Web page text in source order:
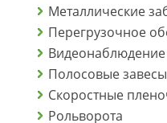
Металлические
Перегрузочное
Видеонаблюдение
Полосовые завесы
Скоростные
Рольворота